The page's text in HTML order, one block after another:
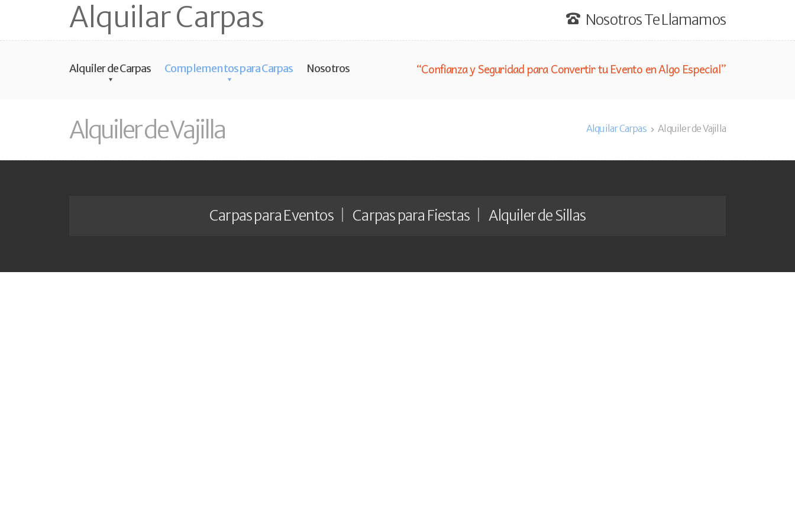
Alquilar Carpas Nosotros Te Llamamos
Alquiler de Carpas Complementos para Carpas Nosotros “Confianza y Seguridad para Convertir tu Evento en Algo Especial”
Alquiler de Vajilla Alquilar Carpas Alquiler de Vajilla
Carpas para Eventos Carpas para Fiestas Alquiler de Sillas